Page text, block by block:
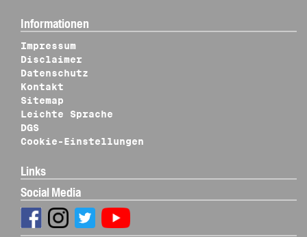
Informationen
Impressum
Disclaimer
Datenschutz
Kontakt
Sitemap
Leichte Sprache
DGS
Cookie-Einstellungen
Links
Social Media